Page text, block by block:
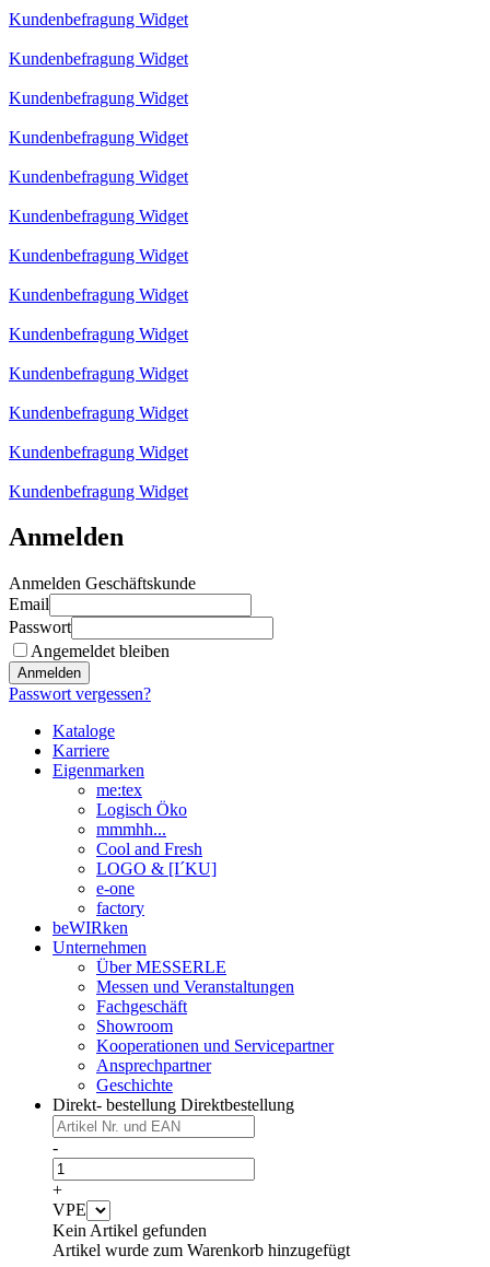
Kundenbefragung Widget
Kundenbefragung Widget
Kundenbefragung Widget
Kundenbefragung Widget
Kundenbefragung Widget
Kundenbefragung Widget
Kundenbefragung Widget
Kundenbefragung Widget
Kundenbefragung Widget
Kundenbefragung Widget
Kundenbefragung Widget
Kundenbefragung Widget
Kundenbefragung Widget
Anmelden
Anmelden Geschäftskunde
Email
Passwort
Angemeldet bleiben
Anmelden
Passwort vergessen?
Kataloge
Karriere
Eigenmarken
me:tex
Logisch Öko
mmmhh...
Cool and Fresh
LOGO & [I´KU]
e-one
factory
beWIRken
Unternehmen
Über MESSERLE
Messen und Veranstaltungen
Fachgeschäft
Showroom
Kooperationen und Servicepartner
Ansprechpartner
Geschichte
Direkt- bestellung Direktbestellung
-
+
VPE
Kein Artikel gefunden
Artikel wurde zum Warenkorb hinzugefügt